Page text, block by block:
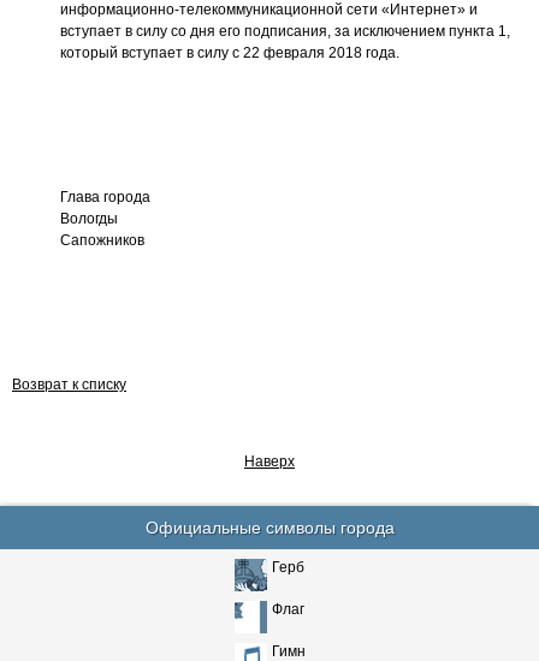
информационно-телекоммуникационной сети «Интернет» и
вступает в силу со дня его подписания, за исключением пункта 1,
который вступает в силу с 22 февраля 2018 года.
Глава города
Вологды
Сапожников
Возврат к списку
Наверх
Официальные символы города
Герб
Флаг
Гимн